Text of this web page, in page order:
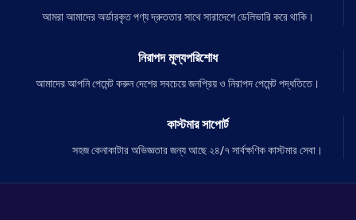
আমরা আমাদের অর্ডারকৃত পণ্য দ্রুততার সাথে সারাদেশে ডেলিভারি করে থাকি।
নিরাপদ মূল্যপরিশোধ
আমাদের আপনি পেমেন্ট করুন দেশের সবচেয়ে জনপ্রিয় ও নিরাপদ পেমেন্ট পদ্ধতিতে।
কাস্টমার সাপোর্ট
সহজ কেনাকাটার অভিজ্ঞতার জন্য আছে ২৪/৭ সার্বক্ষণিক কাস্টমার সেবা।